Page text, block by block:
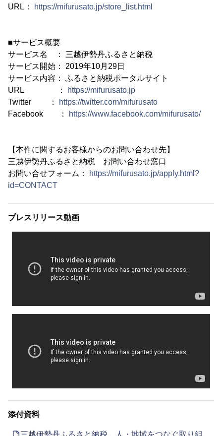
URL：
https://mifurusato.jp/store_list.html
■サービス概要
サービス名 ： 三越伊勢丹ふるさと納税
サービス開始： 2019年10月29日
サービス内容： ふるさと納税ポータルサイト
URL ：
https://mifurusato.jp
Twitter ：
https://twitter.com/mifurusato
Facebook ：
https://www.facebook.com/mifurusato/
【本件に関するお客様からのお問い合わせ先】
三越伊勢丹ふるさと納税 お問い合わせ窓口
お問い合せフォーム：
https://mifurusato.jp/apply.html?
id=CONTACT
プレスリリース動画
添付資料